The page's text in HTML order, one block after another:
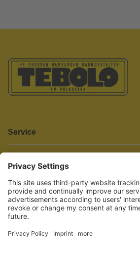
Service
Informationen
Barrierefreiheit
Wir bemühen uns, unsere Website
Einige Inhalte und Funktionen sind
vollständig zugänglich. Wenn Sie auf
benötigen, kontaktieren Sie uns bitte
Vertrag